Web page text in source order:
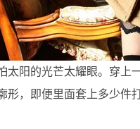
太阳的光芒太耀眼。穿上
形，即便里面套上多少